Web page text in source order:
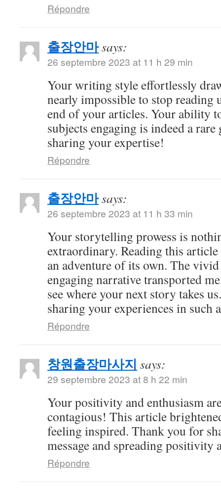
Répondre
출장안마says:
26 septembre 2023 at 11 h 29 min
Your writing style effortlessly
nearly impossible to stop reading
end of your articles. Your ability
subjects engaging is indeed a
sharing your expertise!
Répondre
출장안마says:
26 septembre 2023 at 11 h 33 min
Your storytelling prowess is
extraordinary. Reading this
an adventure of its own. The
engaging narrative transported
see where your next story takes
sharing your experiences in such
Répondre
창원출장마사지 says:
29 septembre 2023 at 8 h 22 min
Your positivity and enthusiasm
contagious! This article
feeling inspired. Thank you for
message and spreading positivity
Répondre